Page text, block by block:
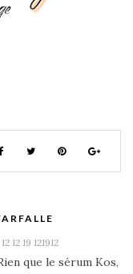
12 19 121912
que le sérum Kos,